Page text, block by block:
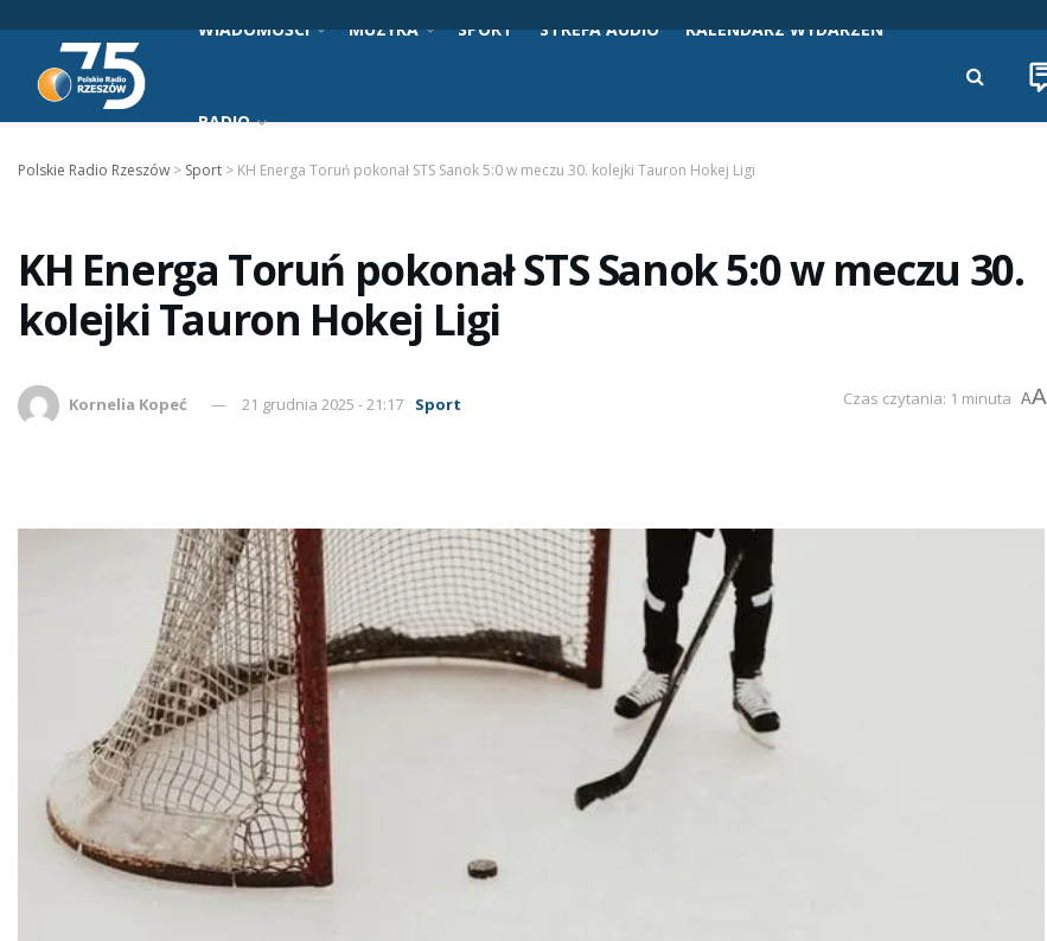
WIADOMOŚCI MUZYKA SPORT STREFA AUDIO KALENDARZ WYDARZEŃ
RADIO
Polskie Radio Rzeszów > Sport > KH Energa Toruń pokonał STS Sanok 5:0 w meczu 30. kolejki Tauron Hokej Ligi
KH Energa Toruń pokonał STS Sanok 5:0 w meczu 30.
kolejki Tauron Hokej Ligi
Kornelia Kopeć 21 grudnia 2025 - 21:17 Sport Czas czytania: 1 minuta AA